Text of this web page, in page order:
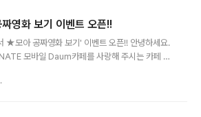
영화 보기 이벤트 오픈!!
★모아 공짜영화 보기' 이벤트 오픈!! 안녕하세요.
모바일 Daum카페를 사랑해 주시는 카페 회
★을 모으면, 모은 ★개수에 따라 공짜영화표